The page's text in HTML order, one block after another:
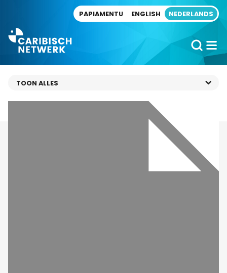
PAPIAMENTU ENGLISH NEDERLANDS